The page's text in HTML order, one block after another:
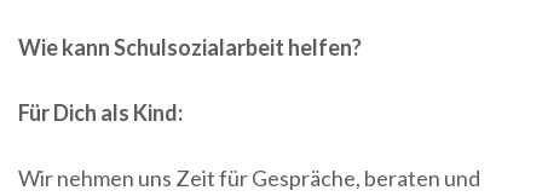
Wie kann Schulsozialarbeit helfen?
Für Dich als Kind:
Wir nehmen uns Zeit für Gespräche, beraten und